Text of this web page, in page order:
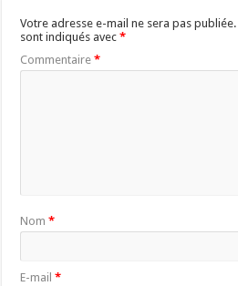
Votre adresse e-mail ne sera pas publiée.
sont indiqués avec*
Commentaire*
Nom*
E-mail*